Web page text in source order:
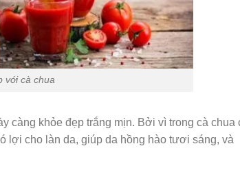
với cà chua
càng khỏe đẹp trắng mịn. Bởi vì trong cà chua
lợi cho làn da, giúp da hồng hào tươi sáng, và